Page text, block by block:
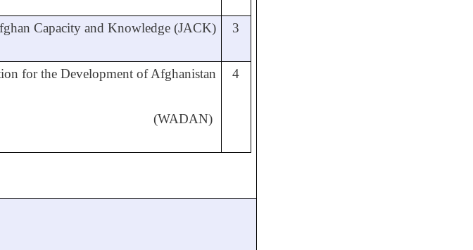
3
Capacity and Knowledge(JACK)
4
for the Development of Afghanistan
(
WADAN)